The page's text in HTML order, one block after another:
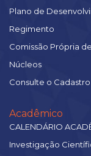
Plano de
Regimento
Comissão Própria
Núcleos
Consulte o
Acadêmico
CALENDÁRIO
Investigação